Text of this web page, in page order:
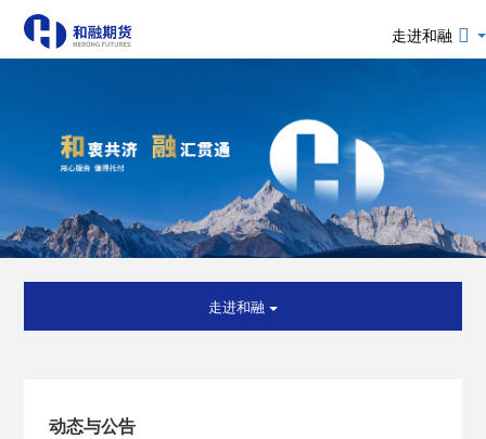
走进和融
走进和融
动态与公告